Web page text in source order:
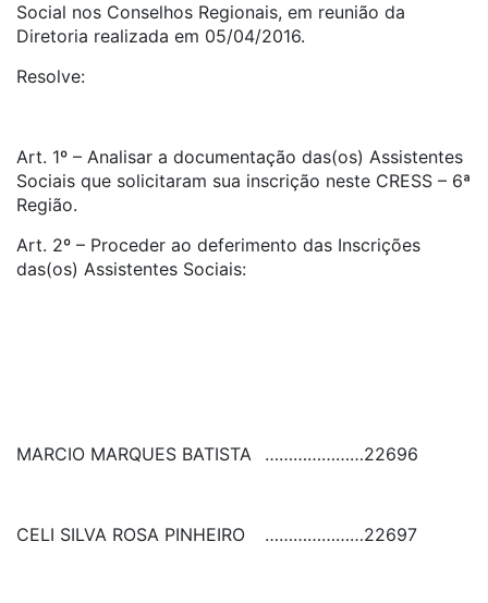
Social nos Conselhos Regionais, em reunião da
Diretoria realizada em 05/04/2016.
Resolve:
Art. 1º – Analisar a documentação das(os) Assistentes
Sociais que solicitaram sua inscrição neste CRESS – 6ª
Região.
Art. 2º – Proceder ao deferimento das Inscrições
das(os) Assistentes Sociais:
MARCIO MARQUES BATISTA …………………22696
CELI SILVA ROSA PINHEIRO …………………22697